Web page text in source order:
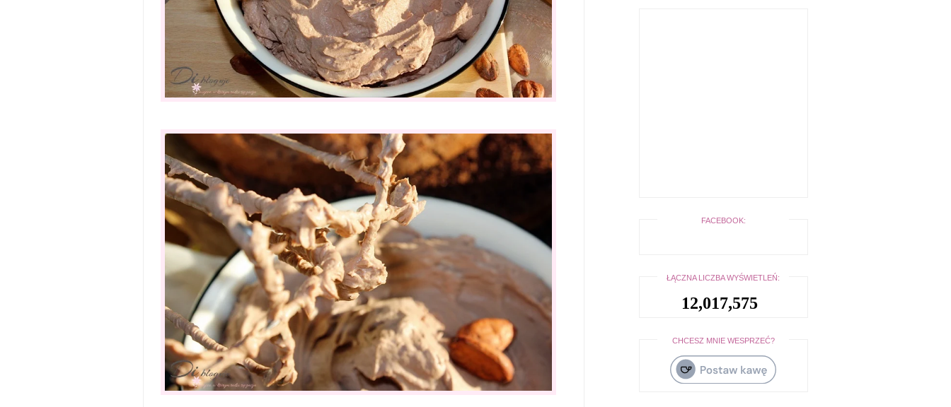
FACEBOOK:
ŁĄCZNA LICZBA WYŚWIETLEŃ:
12,017,575
CHCESZ MNIE WESPRZEĆ?